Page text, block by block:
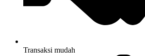
Transaksi mudah